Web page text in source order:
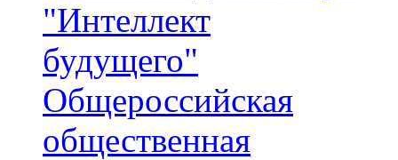
"Интеллект
будущего"
Общероссийская
общественная